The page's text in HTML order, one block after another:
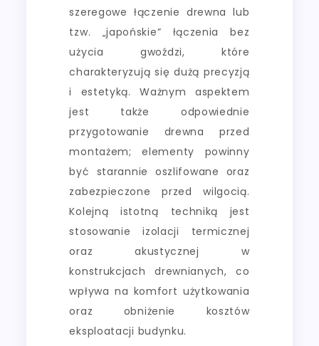
szeregowe łączenie drewna lub
tzw. „japońskie” łączenia bez
użycia gwoździ, które
charakteryzują się dużą precyzją
i estetyką. Ważnym aspektem
jest także odpowiednie
przygotowanie drewna przed
montażem; elementy powinny
być starannie oszlifowane oraz
zabezpieczone przed wilgocią.
Kolejną istotną techniką jest
stosowanie izolacji termicznej
oraz akustycznej w
konstrukcjach drewnianych, co
wpływa na komfort użytkowania
oraz obniżenie kosztów
eksploatacji budynku.